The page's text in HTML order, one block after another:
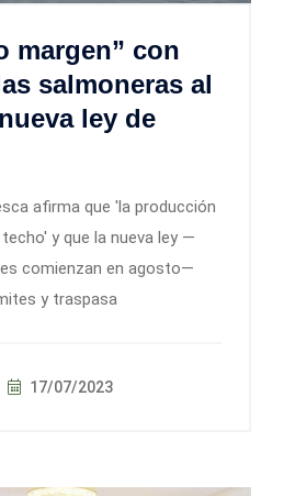
margen” con
salmoneras al
ley de
afirma que 'la producción
y que la nueva ley —
comienzan en agosto—
y traspasa
17/07/2023